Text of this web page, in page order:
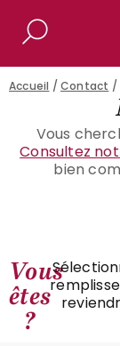
Rechercher
Accueil /Contact /
Vous
Consultez
bien
Vous
êtes
?